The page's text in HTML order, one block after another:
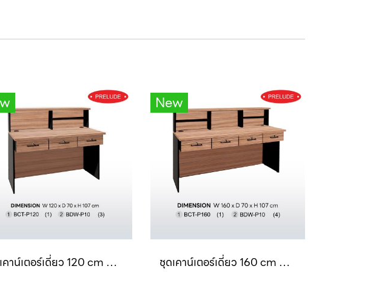
ชุดเคาน์เตอร์เดี่ยว 120 cm 3 ลิ้นชัก SET 5 B-Walnut
New
ชุดเคาน์เตอร์เดี่ยว 160 cm 4 ลิ้นชัก SET 8 B-Walnut